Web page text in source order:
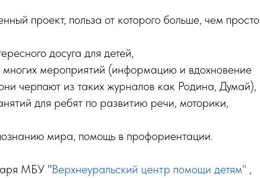
проект, польза от которого больше, чем просто
досуга для детей,
многих мероприятий (информацию и вдохновение
черпают из таких журналов как Родина, Думай),
для ребят по развитию речи, моторики,
мира, помощь в профориентации.
МБУ "Верхнеуральский центр помощи детям" ,